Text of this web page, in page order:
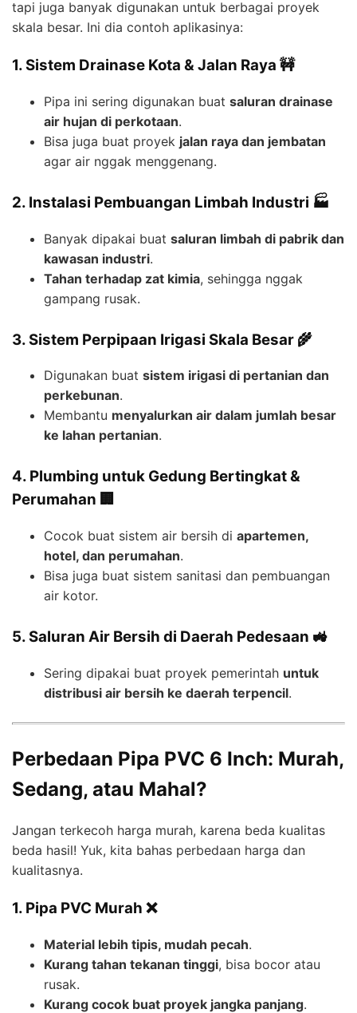
tapi juga banyak digunakan untuk berbagai proyek
skala besar. Ini dia contoh aplikasinya:
1. Sistem Drainase Kota & Jalan Raya 🚧
Pipa ini sering digunakan buat saluran drainase
air hujan di perkotaan.
Bisa juga buat proyek jalan raya dan jembatan
agar air nggak menggenang.
2. Instalasi Pembuangan Limbah Industri 🏭
Banyak dipakai buat saluran limbah di pabrik dan
kawasan industri.
Tahan terhadap zat kimia, sehingga nggak
gampang rusak.
3. Sistem Perpipaan Irigasi Skala Besar 🌾
Digunakan buat sistem irigasi di pertanian dan
perkebunan.
Membantu menyalurkan air dalam jumlah besar
ke lahan pertanian.
4. Plumbing untuk Gedung Bertingkat &
Perumahan 🏢
Cocok buat sistem air bersih di apartemen,
hotel, dan perumahan.
Bisa juga buat sistem sanitasi dan pembuangan
air kotor.
5. Saluran Air Bersih di Daerah Pedesaan 🚜
Sering dipakai buat proyek pemerintah untuk
distribusi air bersih ke daerah terpencil.
Perbedaan Pipa PVC 6 Inch: Murah,
Sedang, atau Mahal?
Jangan terkecoh harga murah, karena beda kualitas
beda hasil! Yuk, kita bahas perbedaan harga dan
kualitasnya.
1. Pipa PVC Murah ❌
Material lebih tipis, mudah pecah.
Kurang tahan tekanan tinggi, bisa bocor atau
rusak.
Kurang cocok buat proyek jangka panjang.